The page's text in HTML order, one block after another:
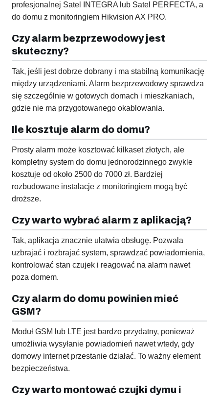
profesjonalnej Satel INTEGRA lub Satel PERFECTA, a
do domu z monitoringiem Hikvision AX PRO.
Czy alarm bezprzewodowy jest
skuteczny?
Tak, jeśli jest dobrze dobrany i ma stabilną komunikację
między urządzeniami. Alarm bezprzewodowy sprawdza
się szczególnie w gotowych domach i mieszkaniach,
gdzie nie ma przygotowanego okablowania.
Ile kosztuje alarm do domu?
Prosty alarm może kosztować kilkaset złotych, ale
kompletny system do domu jednorodzinnego zwykle
kosztuje od około 2500 do 7000 zł. Bardziej
rozbudowane instalacje z monitoringiem mogą być
droższe.
Czy warto wybrać alarm z aplikacją?
Tak, aplikacja znacznie ułatwia obsługę. Pozwala
uzbrajać i rozbrajać system, sprawdzać powiadomienia,
kontrolować stan czujek i reagować na alarm nawet
poza domem.
Czy alarm do domu powinien mieć
GSM?
Moduł GSM lub LTE jest bardzo przydatny, ponieważ
umożliwia wysyłanie powiadomień nawet wtedy, gdy
domowy internet przestanie działać. To ważny element
bezpieczeństwa.
Czy warto montować czujki dymu i